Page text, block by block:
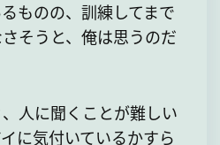
ものの、訓練してまで
そうと、俺は思うのだ
人に聞くことが難しい
に気付いているかすら